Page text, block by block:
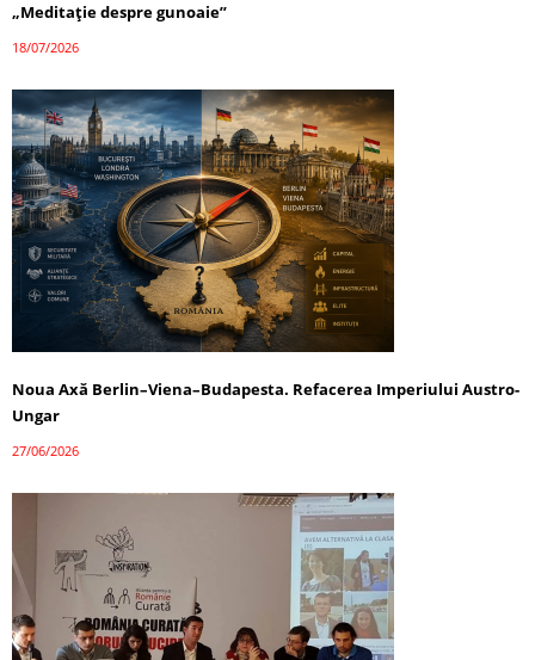
„Meditație despre gunoaie”
18/07/2026
Noua Axă Berlin–Viena–Budapesta. Refacerea Imperiului Austro-
Ungar
27/06/2026